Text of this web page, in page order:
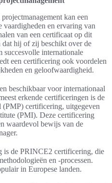
kan een
en ervaring van
van een certificaat op dit
dat hij of zij beschikt over de
succesvolle internationale
een certificering ook voordelen
en geloofwaardigheid.
beschikbaar voor internationaal
erkende certificeringen is de
(PMP) certificering, uitgegeven
(PMI). Deze certificering
waardevol bewijs van de
is de PRINCE2 certificering, die
en -processen.
in Europese landen.